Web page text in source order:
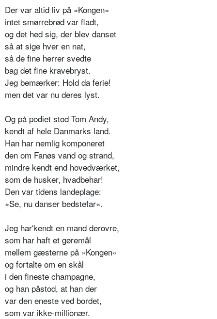
Der var altid liv på »Kongen«
intet smørrebrød var fladt,
og det hed sig, der blev danset
så at sige hver en nat,
så de fine herrer svedte
bag det fine kravebryst.
Jeg bemærker: Hold da ferie!
men det var nu deres lyst.
Og på podiet stod Tom Andy,
kendt af hele Danmarks land.
Han har nemlig komponeret
den om Fanøs vand og strand,
mindre kendt end hovedværket,
som de husker, hvadbehar!
Den var tidens landeplage:
»Se, nu danser bedstefar«.
Jeg har'kendt en mand derovre,
som har haft et gøremål
mellem gæsterne på »Kongen«
og fortalte om en skål
i den fineste champagne,
og han påstod, at han der
var den eneste ved bordet,
som var ikke-millionær.